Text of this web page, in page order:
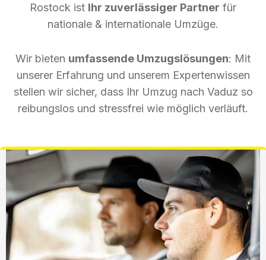
Rostock ist Ihr zuverlässiger Partner für
nationale & internationale Umzüge.
Wir bieten umfassende Umzugslösungen: Mit
unserer Erfahrung und unserem Expertenwissen
stellen wir sicher, dass Ihr Umzug nach Vaduz so
reibungslos und stressfrei wie möglich verläuft.